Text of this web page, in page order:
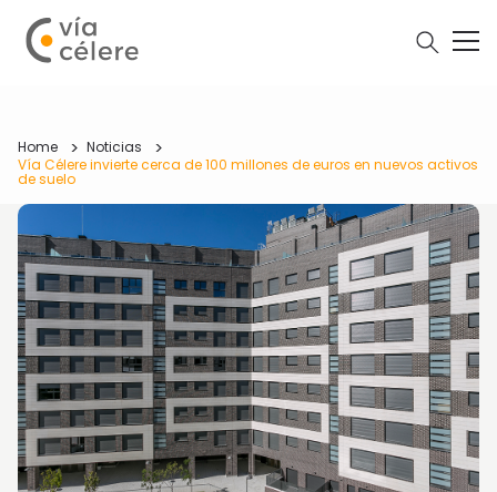
Home
Noticias
Vía Célere invierte cerca de 100 millones de euros en nuevos activos
de suelo